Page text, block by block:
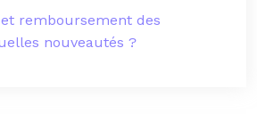
remboursement des
nouveautés ?